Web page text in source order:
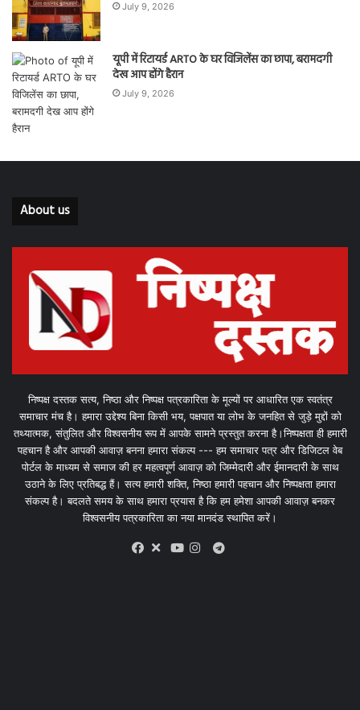
July 9, 2026
यूपी में रिटायर्ड ARTO के घर विजिलेंस का छापा, बरामदगी
देख आप होंगे हैरान
July 9, 2026
About us
निष्पक्ष दस्तक सत्य, निष्ठा और निष्पक्ष पत्रकारिता के मूल्यों पर आधारित एक स्वतंत्र
समाचार मंच है। हमारा उद्देश्य बिना किसी भय, पक्षपात या लोभ के जनहित से जुड़े मुद्दों को
तथ्यात्मक, संतुलित और विश्वसनीय रूप में आपके सामने प्रस्तुत करना है।निष्पक्षता ही हमारी
पहचान है और आपकी आवाज़ बनना हमारा संकल्प --- हम समाचार पत्र और डिजिटल वेब
पोर्टल के माध्यम से समाज की हर महत्वपूर्ण आवाज़ को जिम्मेदारी और ईमानदारी के साथ
उठाने के लिए प्रतिबद्ध हैं। सत्य हमारी शक्ति, निष्ठा हमारी पहचान और निष्पक्षता हमारा
संकल्प है। बदलते समय के साथ हमारा प्रयास है कि हम हमेशा आपकी आवाज़ बनकर
विश्वसनीय पत्रकारिता का नया मानदंड स्थापित करें।
X
Telegram